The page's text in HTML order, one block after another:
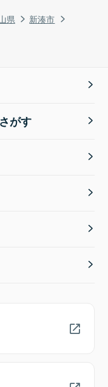
県
新湊市
がす